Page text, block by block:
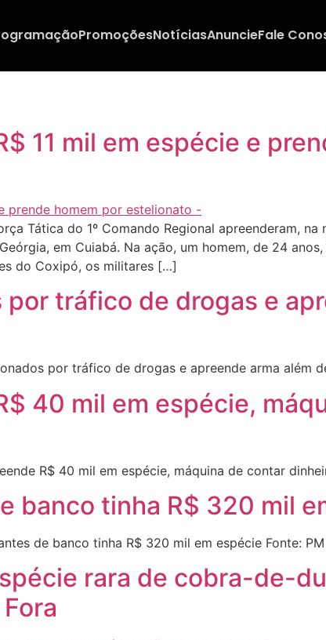
PromoçõesNotíciasAnuncieFale
11 mil em espécie e
Tática do 1º Comando Regional apreenderam, na
em Cuiabá. Na ação, um homem, de 24
do Coxipó, os militares […]
tráfico de drogas e
por tráfico de drogas e apreende arma além
40 mil em espécie,
R$ 40 mil em espécie, máquina de contar
banco tinha R$ 320 mil
de banco tinha R$ 320 mil em espécie Fonte:
rara de cobra-de-